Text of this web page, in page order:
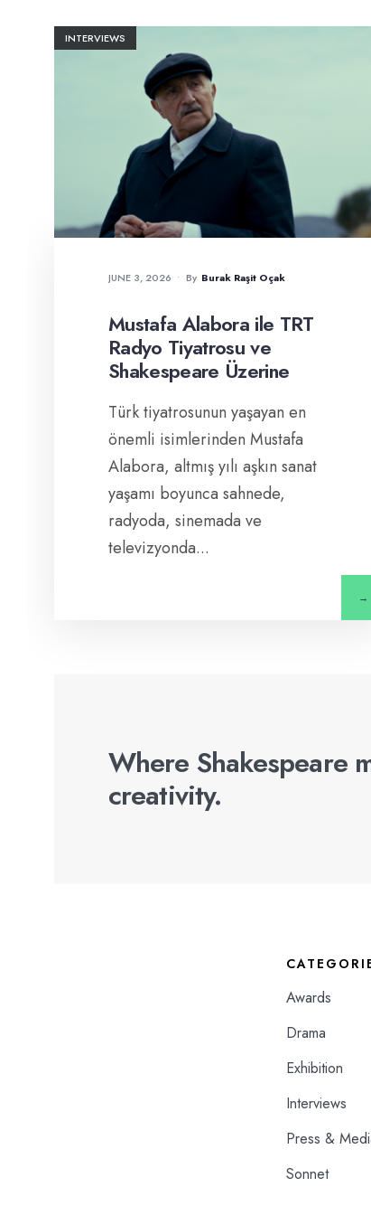
INTERVIEWS
JUNE 3, 2026 • By Burak Raşit Oçak
Mustafa Alabora ile TRT
Radyo Tiyatrosu ve
Shakespeare Üzerine
Türk tiyatrosunun yaşayan en
önemli isimlerinden Mustafa
Alabora, altmış yılı aşkın sanat
yaşamı boyunca sahnede,
radyoda, sinemada ve
televizyonda...
→
Where Shakespeare
creativity.
Awards
Drama
Exhibition
Interviews
Press &
Sonnet